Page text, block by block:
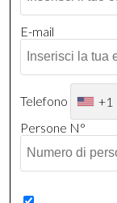
E-mail
Telefono
+1
Persone N°